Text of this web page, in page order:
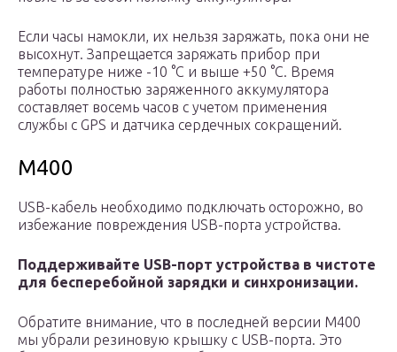
Если часы намокли, их нельзя заряжать, пока они не
высохнут. Запрещается заряжать прибор при
температуре ниже -10 °С и выше +50 °С. Время
работы полностью заряженного аккумулятора
составляет восемь часов с учетом применения
службы с GPS и датчика сердечных сокращений.
M400
USB-кабель необходимо подключать осторожно, во
избежание повреждения USB-порта устройства.
Поддерживайте USB-порт устройства в чистоте
для бесперебойной зарядки и синхронизации.
Обратите внимание, что в последней версии М400
мы убрали резиновую крышку с USB-порта. Это